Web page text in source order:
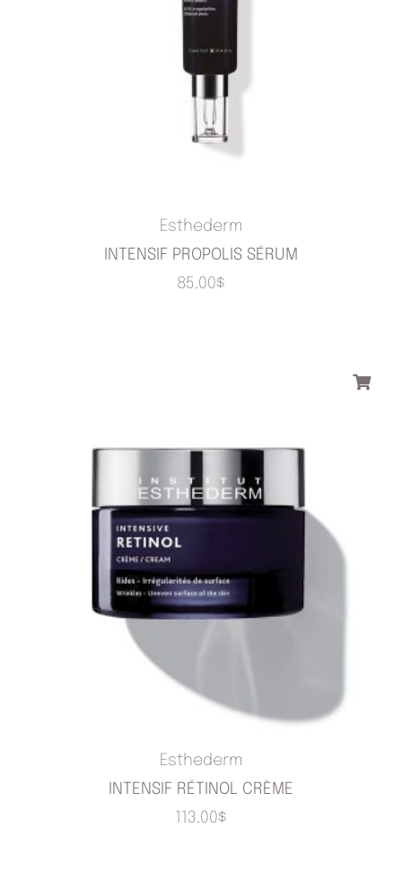
Esthederm
INTENSIF PROPOLIS SÉRUM
85.00$
Esthederm
INTENSIF RÉTINOL CRÈME
113.00$